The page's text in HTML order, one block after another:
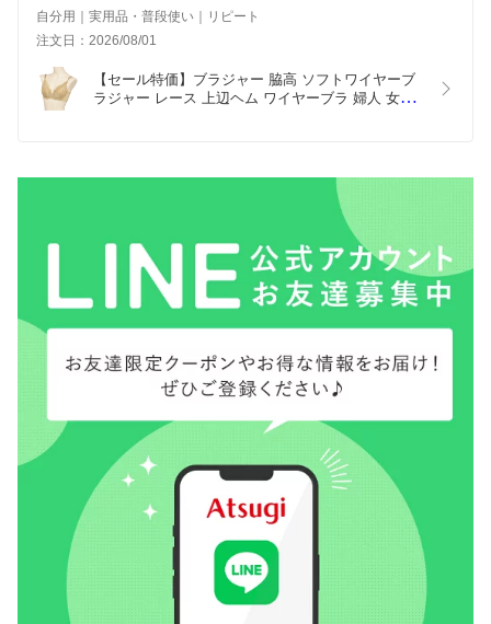
自分用｜実用品・普段使い｜リピート
注文日：2026/08/01
【セール特価】ブラジャー 脇高 ソフトワイヤーブ
ラジャー レース 上辺ヘム ワイヤーブラ 婦人 女性